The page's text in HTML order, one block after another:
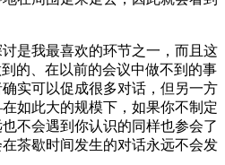
我最喜欢的环节之一，而且这
的、在以前的会议中做不到的事
实可以促成很多对话，但另一方
如此大的规模下，如果你不制定
不会遇到你认识的同样也参会了
茶歇时间发生的对话永远不会发